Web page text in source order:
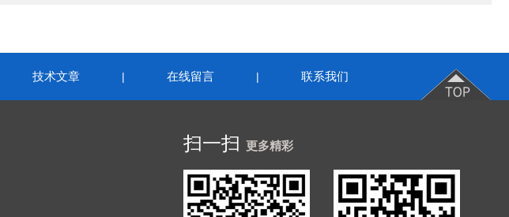
技术文章 | 在线留言 | 联系我们
扫一扫 更多精彩